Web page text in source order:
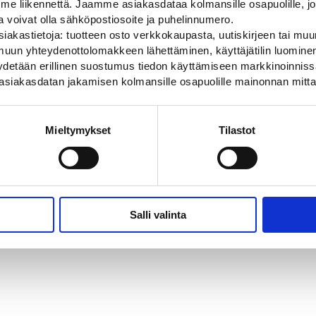
liikennettä. Jaamme asiakasdataa kolmansille osapuolille,
voivat olla sähköpostiosoite ja puhelinnumero.
tuotteen osto verkkokaupasta, uutiskirjeen tai
yhteydenottolomakkeen lähettäminen, käyttäjätilin
erillinen suostumus tiedon käyttämiseen
jakamisen kolmansille osapuolille mainonnan
Mieltymykset Tilastot
Salli valinta
R3FL
Normaali
C